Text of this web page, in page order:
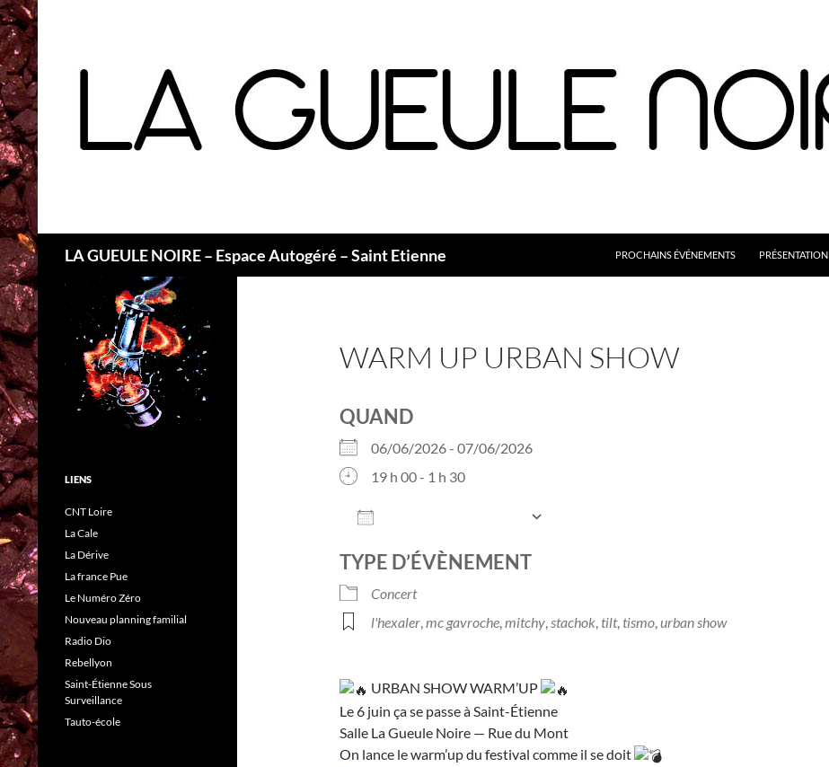
LA GUEULE NOIRE – Espace Autogéré – Saint Etienne PROCHAINS ÉVÉNEMENTS PRÉSENTATION
WARM UP URBAN SHOW
QUAND
06/06/2026 - 07/06/2026
19 h 00 - 1 h 30
TYPE D’ÉVÈNEMENT
Concert
l'hexaler,mc gavroche,mitchy,stachok, tilt, tismo,urban show
URBAN SHOW WARM’UP
Le 6 juin ça se passe à Saint-Étienne
Salle La Gueule Noire — Rue du Mont
On lance le warm’up du festival comme il se doit
LIENS
CNT Loire
La Cale
La Dérive
La france Pue
Le Numéro Zéro
Nouveau planning familial
Radio Dio
Rebellyon
Saint-Étienne Sous
Surveillance
Tauto-école